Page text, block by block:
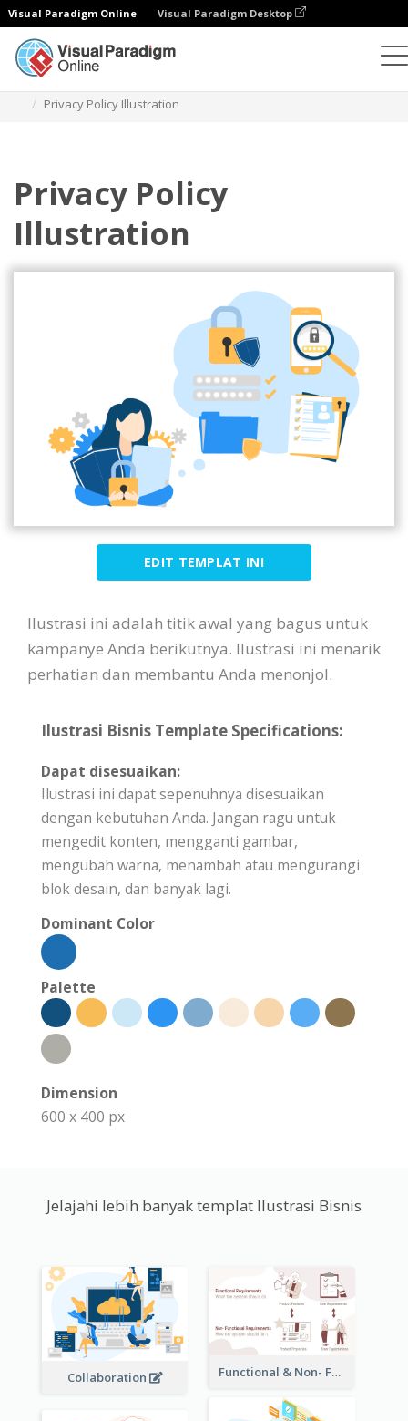
Visual Paradigm Online Visual Paradigm Desktop
Privacy Policy Illustration
Privacy Policy
Illustration
EDIT TEMPLAT INI
Ilustrasi ini adalah titik awal yang bagus untuk
kampanye Anda berikutnya. Ilustrasi ini menarik
perhatian dan membantu Anda menonjol.
Ilustrasi Bisnis Template Specifications:
Dapat disesuaikan:
Ilustrasi ini dapat sepenuhnya disesuaikan
dengan kebutuhan Anda. Jangan ragu untuk
mengedit konten, mengganti gambar,
mengubah warna, menambah atau mengurangi
blok desain, dan banyak lagi.
Dominant Color
Palette
Dimension
600 x 400 px
Jelajahi lebih banyak templat Ilustrasi Bisnis
Collaboration Functional & Non- Functional Requirements Illustration